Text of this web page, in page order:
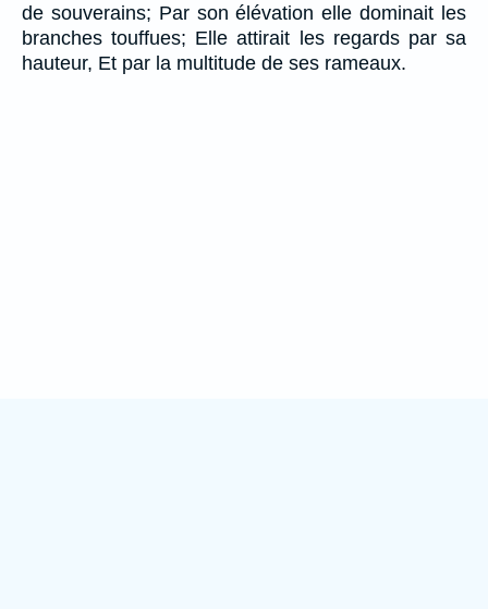
de souverains; Par son élévation elle dominait les
branches touffues; Elle attirait les regards par sa
hauteur, Et par la multitude de ses rameaux.